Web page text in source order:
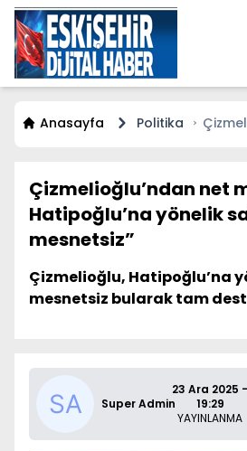
Anasayfa Politika
Çizmelioğlu’ndan net
Hatipoğlu’na yönelik
mesnetsiz”
Çizmelioğlu, Hatipoğlu’na
mesnetsiz bularak tam
Super Admin
23 Ara 2025 -
19:29
YAYINLANMA